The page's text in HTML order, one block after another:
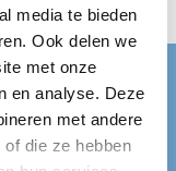
media te bieden
Ook delen we
met onze
en analyse. Deze
met andere
die ze hebben